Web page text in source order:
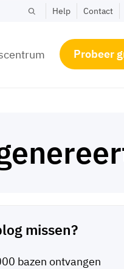
Help Contact
Probeer
missen?
bazen ontvangen